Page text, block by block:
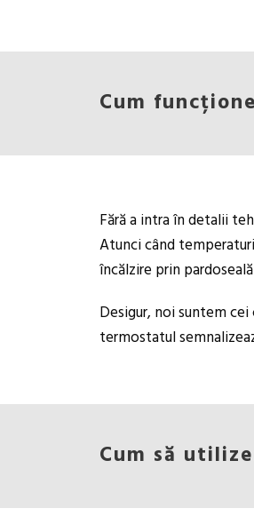
Cum
Fără a intra în detalii
Atunci când
încălzire prin
Desigur, noi suntem
termostatul
Cum să